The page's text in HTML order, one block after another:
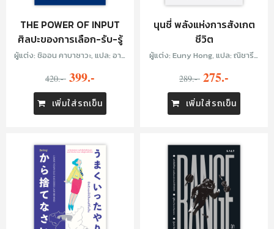
THE POWER OF INPUT
ศิลปะของการเลือก-รับ-รู้
ผู้แต่ง: ชิออน คาบาซาวะ, แปล: อาคิ
420.- 399.-
เพิ่มใส่รถเข็น
นุนชี่ พลังแห่งการสังเกต
ชีวิต
ผู้แต่ง: Euny Hong, แปล: ณิชารีย์
289.- 275.-
เพิ่มใส่รถเข็น